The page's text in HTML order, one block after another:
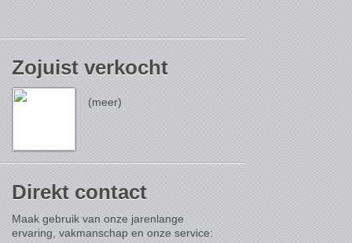
Zojuist verkocht
(meer)
Direkt contact
Maak gebruik van onze jarenlange
ervaring, vakmanschap en onze service: